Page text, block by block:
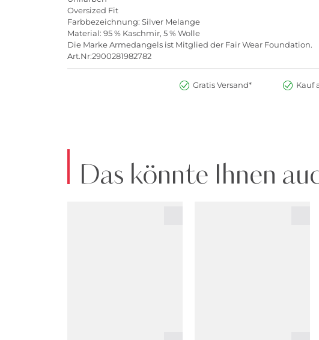
Oversized Fit
Farbbezeichnung: Silver Melange
Material: 95 % Kaschmir, 5 % Wolle
Die Marke Armedangels ist Mitglied der Fair Wear Foundation.
Art.Nr:2900281982782
Gratis Versand* Kauf
Das könnte Ihnen